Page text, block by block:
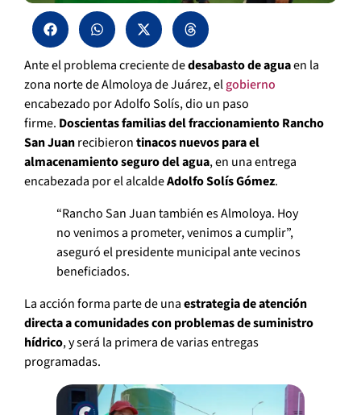
Ante el problema creciente dedesabasto de aguaen la
zona norte de Almoloya de Juárez, elgobierno
encabezado por Adolfo Solís, dio un paso
firme. Doscientas familias del fraccionamiento Rancho
San Juanrecibierontinacos nuevos para el
almacenamiento seguro del agua, en una entrega
encabezada por el alcaldeAdolfo Solís Gómez.
“Rancho San Juan también es Almoloya. Hoy
no venimos a prometer, venimos a cumplir”,
aseguró el presidente municipal ante vecinos
beneficiados.
La acción forma parte de unaestrategia de atención
directa a comunidades con problemas de suministro
hídrico, y será la primera de varias entregas
programadas.